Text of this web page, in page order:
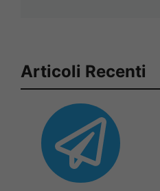
Articoli Recenti